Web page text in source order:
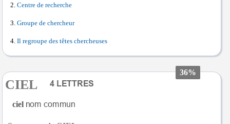
Centre de recherche
Groupe de chercheur
Il regroupe des têtes chercheuses
36%
CIEL
ciel